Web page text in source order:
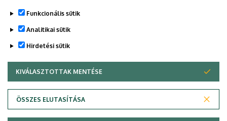
Adatvédelem
Funkcionális sütik
Analitikai sütik
Hirdetési sütik
KIVÁLASZTOTTAK MENTÉSE
ÖSSZES ELUTASÍTÁSA
WITHDRAW CONSENT